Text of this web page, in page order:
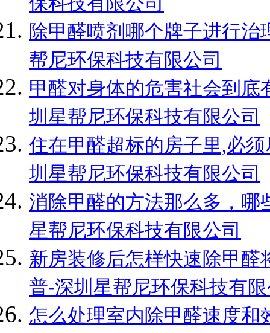
除甲醛喷剂哪个牌子进行
帮尼环保科技有限公司
甲醛对身体的危害社会到底
圳星帮尼环保科技有限公司
住在甲醛超标的房子里,必
圳星帮尼环保科技有限公司
消除甲醛的方法那么多，哪
星帮尼环保科技有限公司
新房装修后怎样快速除甲醛
普-深圳星帮尼环保科技有
怎么处理室内除甲醛速度和